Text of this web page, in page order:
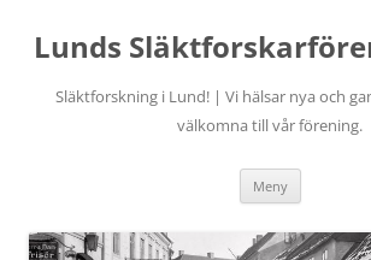
innehåll
Lunds
Släktforskning i Lund! | Vi hälsar nya och
välkomna till vår förening.
Meny